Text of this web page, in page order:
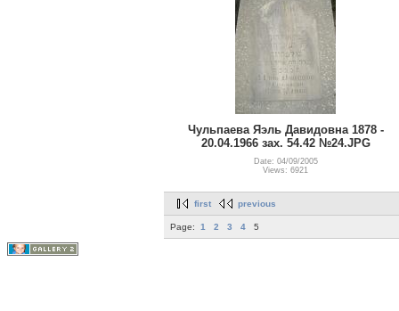
Чульпаева Яэль Давидовна 1878 -
20.04.1966 зах. 54.42 №24.JPG
Date: 04/09/2005
Views: 6921
first previous
Page: 1 2 3 4 5